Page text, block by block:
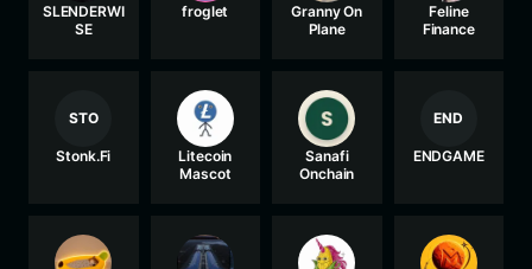
SLENDERWI
SE
froglet
Granny On
Plane
Feline
Finance
STO
Stonk.Fi
Litecoin
Mascot
Sanafi
Onchain
END
ENDGAME